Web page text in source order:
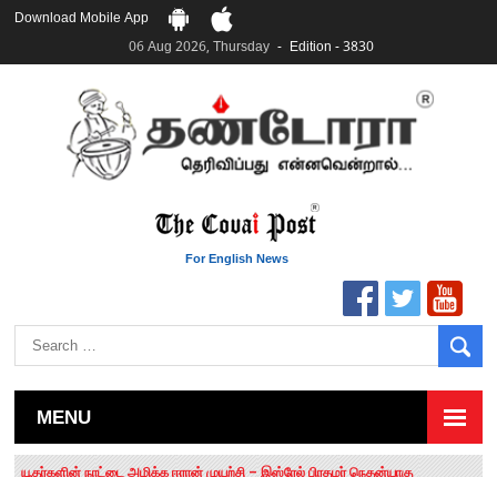
Download Mobile App
06 Aug 2026, Thursday
Edition - 3830
For English News
MENU
தமிழக சட்டப்பேரவையில் காலியிடங்கள் 6 ஆக உயர்வு
யூதர்களின் நாட்டை அழிக்க ஈரான் முயற்சி – இஸ்ரேல் பிரதமர் நெதன்யாகு